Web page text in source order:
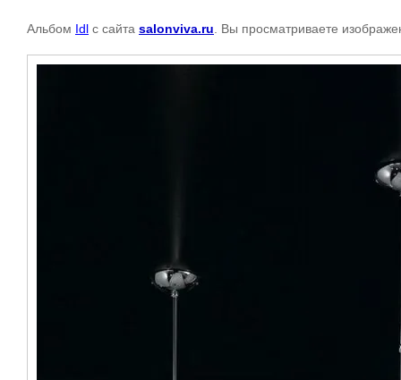
Альбом Idl с сайта salonviva.ru . Вы просматриваете